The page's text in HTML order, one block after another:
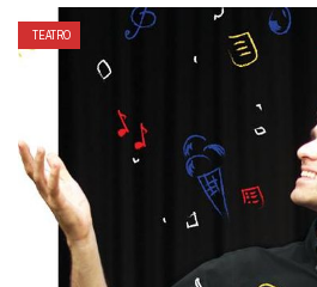
TEATRO